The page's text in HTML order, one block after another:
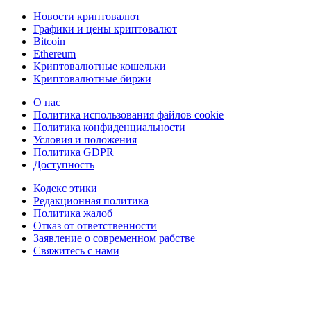
Новости криптовалют
Графики и цены криптовалют
Bitcoin
Ethereum
Криптовалютные кошельки
Криптовалютные биржи
О нас
Политика использования файлов cookie
Политика конфиденциальности
Условия и положения
Политика GDPR
Доступность
Кодекс этики
Редакционная политика
Политика жалоб
Отказ от ответственности
Заявление о современном рабстве
Свяжитесь с нами